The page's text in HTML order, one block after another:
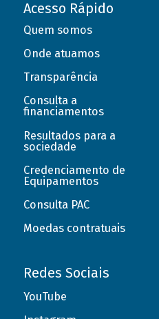
Acesso Rápido
Quem somos
Onde atuamos
Transparência
Consulta a
financiamentos
Resultados para a
sociedade
Credenciamento de
Equipamentos
Consulta PAC
Moedas contratuais
Redes Sociais
YouTube